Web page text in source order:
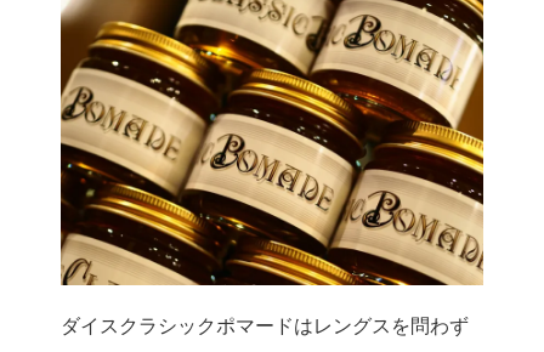
ダイスクラシックポマードはレングスを問わず